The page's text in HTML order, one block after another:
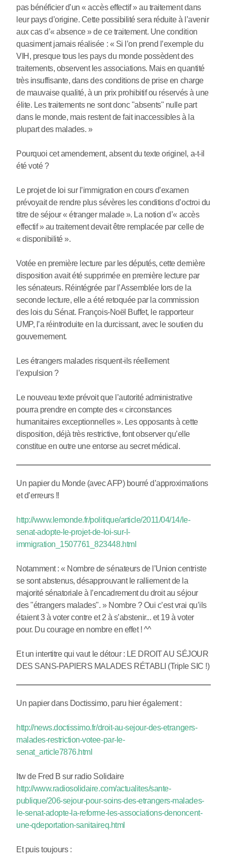
pas bénéficier d’un « accès effectif » au traitement dans
leur pays d’origine. Cette possibilité sera réduite à l’avenir
aux cas d’« absence » de ce traitement. Une condition
quasiment jamais réalisée : « Si l’on prend l’exemple du
VIH, presque tous les pays du monde possèdent des
traitements, observent les associations. Mais en quantité
très insuffisante, dans des conditions de prise en charge
de mauvaise qualité, à un prix prohibitif ou réservés à une
élite. Les traitements ne sont donc "absents" nulle part
dans le monde, mais restent de fait inaccessibles à la
plupart des malades. »
Pourquoi cet amendement, absent du texte originel, a-t-il
été voté ?
Le projet de loi sur l’immigration en cours d’examen
prévoyait de rendre plus sévères les conditions d’octroi du
titre de séjour « étranger malade ». La notion d’« accès
effectif » au traitement devait être remplacée par celle de
« disponibilité ».
Votée en première lecture par les députés, cette dernière
disposition avait été supprimée en première lecture par
les sénateurs. Réintégrée par l’Assemblée lors de la
seconde lecture, elle a été retoquée par la commission
des lois du Sénat. François-Noël Buffet, le rapporteur
UMP, l’a réintroduite en la durcissant, avec le soutien du
gouvernement.
Les étrangers malades risquent-ils réellement
l’expulsion ?
Le nouveau texte prévoit que l’autorité administrative
pourra prendre en compte des « circonstances
humanitaires exceptionnelles ». Les opposants à cette
disposition, déjà très restrictive, font observer qu’elle
constitue en outre une entorse au secret médical.
Un papier du Monde (avec AFP) bourré d’approximations
et d’erreurs !!
http://www.lemonde.fr/politique/article/2011/04/14/le-
senat-adopte-le-projet-de-loi-sur-l-
immigration_1507761_823448.html
Notamment : « Nombre de sénateurs de l’Union centriste
se sont abstenus, désapprouvant le ralliement de la
majorité sénatoriale à l’encadrement du droit au séjour
des "étrangers malades". » Nombre ? Oui c’est vrai qu’ils
étaient 3 à voter contre et 2 à s’abstenir... et 19 à voter
pour. Du courage en nombre en effet ! ^^
Et un intertitre qui vaut le détour : LE DROIT AU SÉJOUR
DES SANS-PAPIERS MALADES RÉTABLI (Triple SIC !)
Un papier dans Doctissimo, paru hier également :
http://news.doctissimo.fr/droit-au-sejour-des-etrangers-
malades-restriction-votee-par-le-
senat_article7876.html
Itw de Fred B sur radio Solidaire
http://www.radiosolidaire.com/actualites/sante-
publique/206-sejour-pour-soins-des-etrangers-malades-
le-senat-adopte-la-reforme-les-associations-denoncent-
une-qdeportation-sanitaireq.html
Et puis toujours :